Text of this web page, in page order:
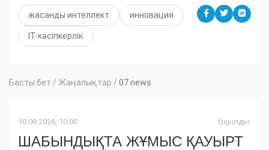
жасанды интеллект инновация
ІТ-кәсіпкерлік
Басты бет / Жаңалықтар / 07 news
10.08.2026, 10:00 Оқылды:
ШАБЫНДЫҚТА ЖҰМЫС ҚАУЫРТ